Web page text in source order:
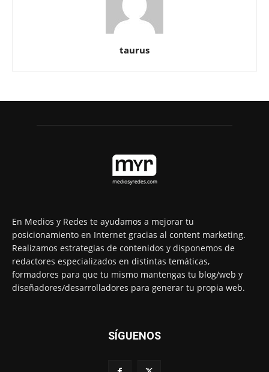
taurus
En Medios y Redes te ayudamos a mejorar tu
posicionamiento en Internet gracias al content marketing.
Realizamos estrategias de contenidos y disponemos de
redactores especializados en distintas temáticas,
formadores para que tu mismo mantengas tu blog/web y
diseñadores/desarrolladores para generar tu propia web.
SÍGUENOS